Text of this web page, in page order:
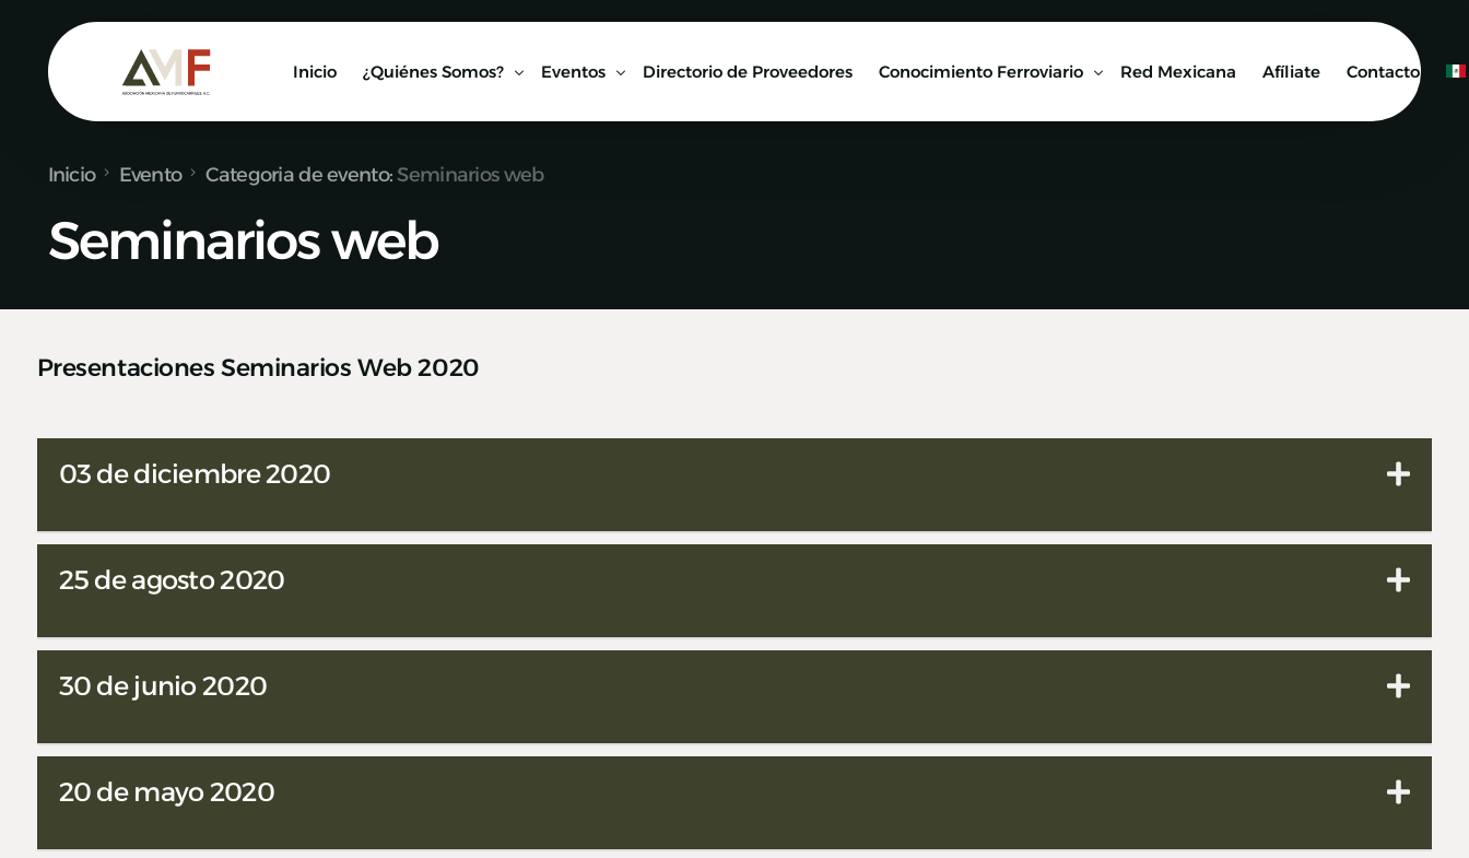
Inicio ¿Quiénes Somos?
Socios
Nuestro Equipo
Eventos
Conexión AMF
Expo Rail
Directorio de Proveedores Conocimiento Ferroviario Red Mexicana Afíliate Contacto
Inicio Evento Categoria de evento: Seminarios web
Seminarios web
Presentaciones Seminarios Web 2020
03 de diciembre 2020
25 de agosto 2020
30 de junio 2020
20 de mayo 2020